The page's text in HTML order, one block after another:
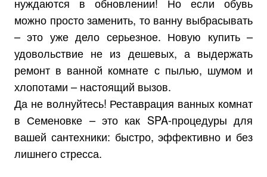
можно просто заменить, то ванну выбрасывать
– это уже дело серьезное. Новую купить –
удовольствие не из дешевых, а выдержать
ремонт в ванной комнате с пылью, шумом и
хлопотами – настоящий вызов.
Да не волнуйтесь! Реставрация ванных комнат
в Семеновке – это как SPA-процедуры для
вашей сантехники: быстро, эффективно и без
лишнего стресса.